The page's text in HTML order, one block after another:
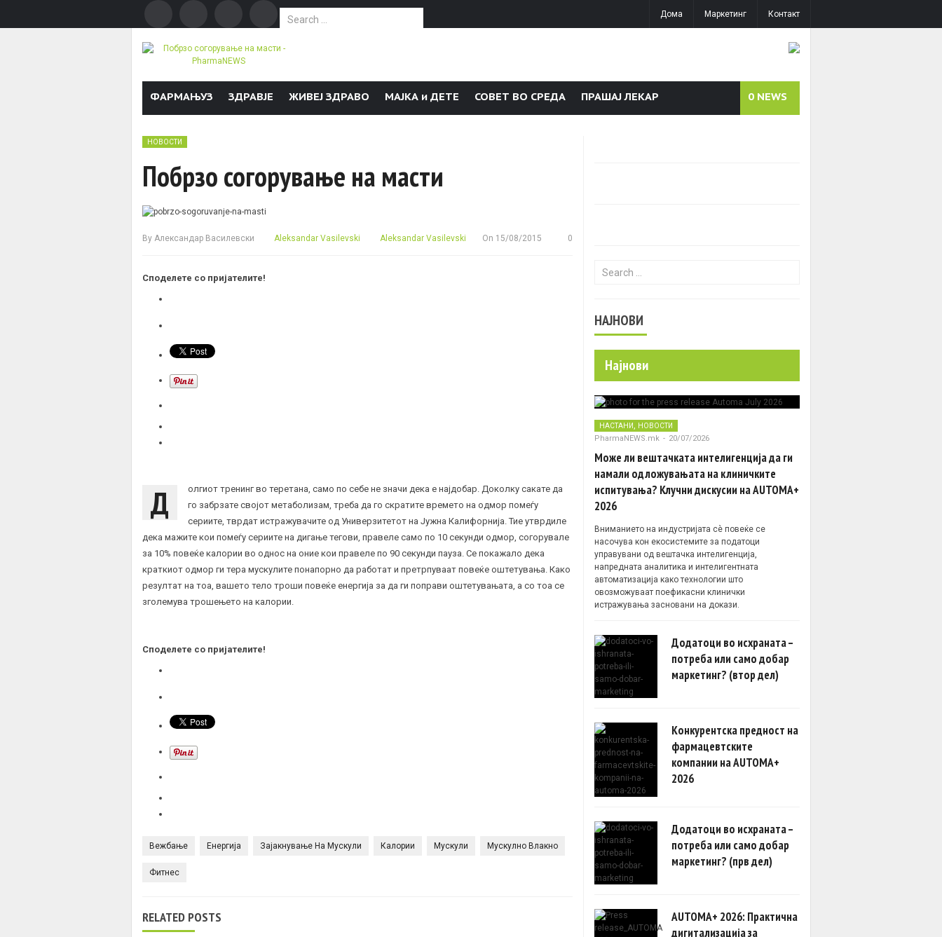
Search for:
Дома Маркетинг Контакт
ФАРМАЊУЗ ЗДРАВЈЕ ЖИВЕЈ ЗДРАВО МАЈКА и ДЕТЕ СОВЕТ ВО СРЕДА ПРАШАЈ ЛЕКАР 0 NEWS
НОВОСТИ
Побрзо согорување на масти
By Александар Василевски Aleksandar Vasilevski Aleksandar Vasilevski On 15/08/2015 0
Споделете со пријателите!
Д
олгиот тренинг во теретана, само по себе не значи дека е најдобар. Доколку сакате да
го забрзате својот метаболизам, треба да го скратите времето на одмор помеѓу
сериите, тврдат истражувачите од Универзитетот на Јужна Калифорнија. Тие утврдиле
дека мажите кои помеѓу сериите на дигање тегови, правеле само по 10 секунди одмор, согорувале
за 10% повеќе калории во однос на оние кои правеле по 90 секунди пауза. Се покажало дека
краткиот одмор ги тера мускулите понапорно да работат и претрпуваат повеќе оштетувања. Како
резултат на тоа, вашето тело троши повеќе енергија за да ги поправи оштетувањата, а со тоа се
зголемува трошењето на калории.
Споделете со пријателите!
Вежбање Енергија Зајакнување На Мускули Калории Мускули Мускулно Влакно
Фитнес
RELATED POSTS
Search for:
НАЈНОВИ
Најнови
НАСТАНИ , НОВОСТИ
PharmaNEWS.mk - 20/07/2026
Може ли вештачката интелигенција да ги
намали одложувањата на клиничките
испитувања? Клучни дискусии на AUTOMA+
2026
Вниманието на индустријата сè повеќе се
насочува кон екосистемите за податоци
управувани од вештачка интелигенција,
напредната аналитика и интелигентната
автоматизација како технологии што
овозможуваат поефикасни клинички
истражувања засновани на докази.
Додатоци во исхраната –
потреба или само добар
маркетинг? (втор дел)
Конкурентска предност на
фармацевтските
компании на AUTOMA+
2026
Додатоци во исхраната –
потреба или само добар
маркетинг? (прв дел)
AUTOMA+ 2026: Практична
дигитализација за